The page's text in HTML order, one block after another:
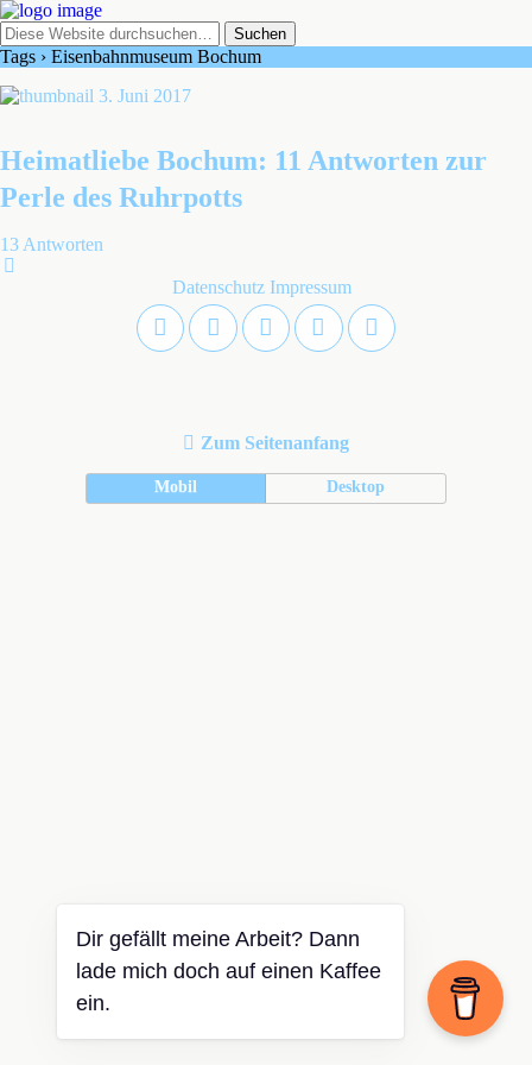
Tags › Eisenbahnmuseum Bochum
3. Juni 2017
Heimatliebe Bochum: 11 Antworten zur
Perle des Ruhrpotts
13 Antworten
Datenschutz Impressum
Zum Seitenanfang
Mobil Desktop
Dir gefällt meine Arbeit? Dann
lade mich doch auf einen Kaffee
ein.